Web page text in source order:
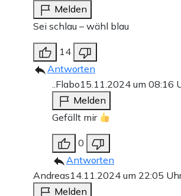
Melden
Sei schlau – wähl blau
14
Antworten
..Flabo15.11.2024 um 08:16
Melden
Gefällt mir
0
Antworten
Andreas14.11.2024 um 22:05
Melden